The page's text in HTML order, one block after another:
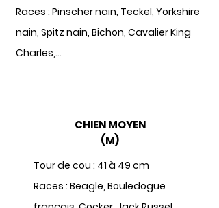
Races : Pinscher nain, Teckel, Yorkshire
nain, Spitz nain, Bichon, Cavalier King
Charles,...
CHIEN MOYEN
(M)
Tour de cou : 41 à 49 cm
Races : Beagle, Bouledogue